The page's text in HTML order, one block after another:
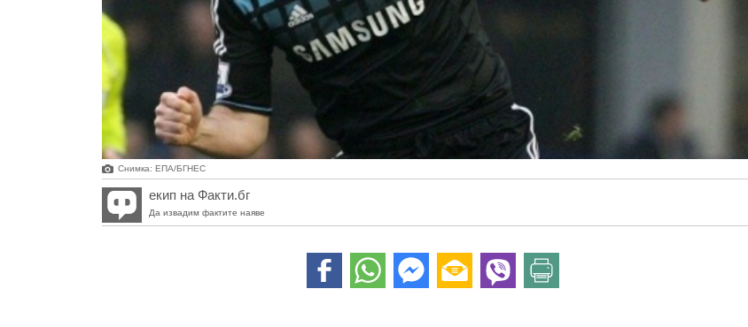
Снимка: ЕПА/БГНЕС
екип на Факти.бг
Да извадим фактите наяве